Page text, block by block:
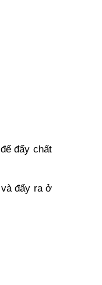
đẩy chất
đẩy ra ở